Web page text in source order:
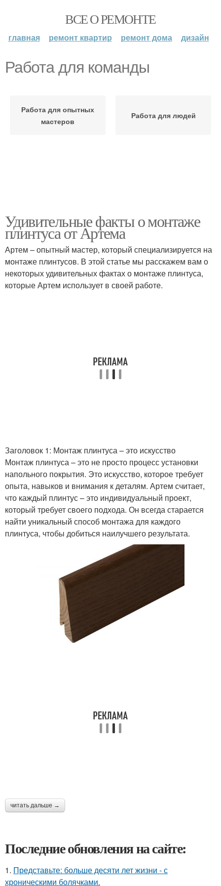
ВСЕ О РЕМОНТЕ
главная ремонт квартир ремонт дома дизайн
Работа для команды
Работа для опытных
мастеров
Работа для людей
Удивительные факты о монтаже
плинтуса от Артема
Артем – опытный мастер, который специализируется на
монтаже плинтусов. В этой статье мы расскажем вам о
некоторых удивительных фактах о монтаже плинтуса,
которые Артем использует в своей работе.
Заголовок 1: Монтаж плинтуса – это искусство
Монтаж плинтуса – это не просто процесс установки
напольного покрытия. Это искусство, которое требует
опыта, навыков и внимания к деталям. Артем считает,
что каждый плинтус – это индивидуальный проект,
который требует своего подхода. Он всегда старается
найти уникальный способ монтажа для каждого
плинтуса, чтобы добиться наилучшего результата.
читать дальше →
Последние обновления на сайте:
1. Представьте: больше десяти лет жизни - с
хроническими болячками.